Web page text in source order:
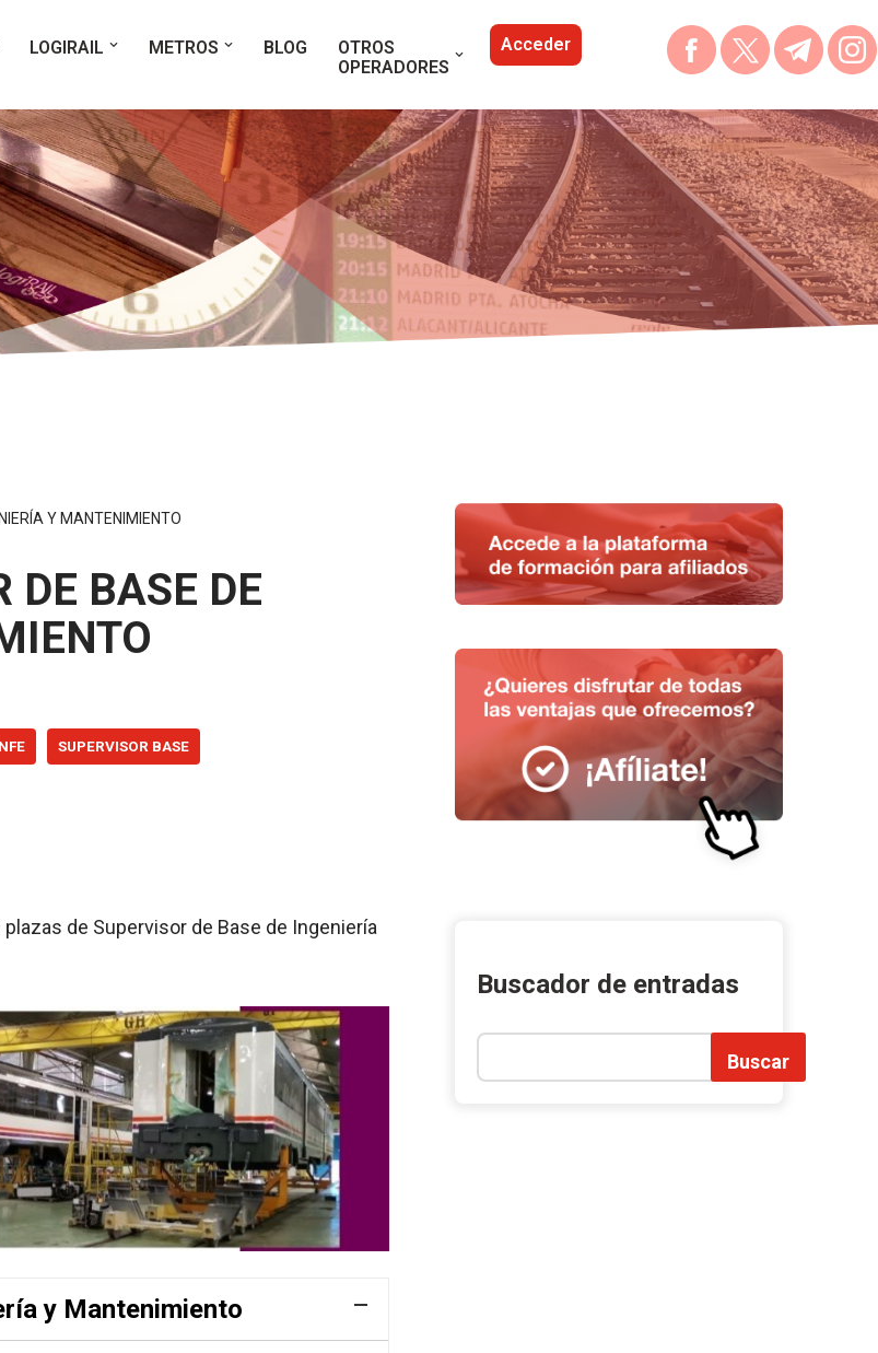
LOGIRAIL METROS BLOG
OTROS
OPERADORES
Acceder
Y MANTENIMIENTO
DE BASE DE
SUPERVISOR BASE
de Supervisor de Base de Ingeniería
y Mantenimiento
Buscador de entradas
Buscar